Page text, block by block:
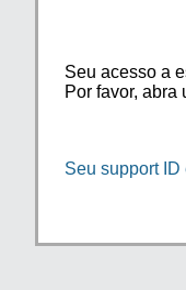
Seu acesso a
Por favor, abra
Seu support ID